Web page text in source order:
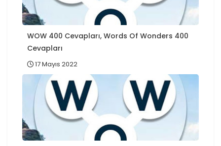
WOW 400 Cevapları, Words Of Wonders 400
Cevapları
17 Mayıs 2022